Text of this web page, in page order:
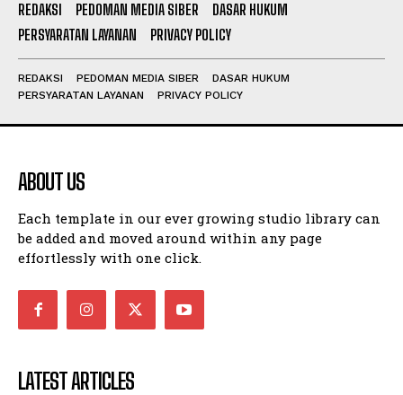
REDAKSI PEDOMAN MEDIA SIBER
DASAR HUKUM
PERSYARATAN LAYANAN
PRIVACY POLICY
REDAKSI PEDOMAN MEDIA SIBER
DASAR HUKUM
PERSYARATAN LAYANAN
PRIVACY POLICY
ABOUT US
Each template in our ever growing studio library can
be added and moved around within any page
effortlessly with one click.
LATEST ARTICLES